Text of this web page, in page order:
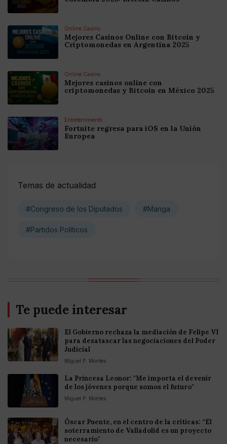
Online Casino
Mejores Casinos Online con Bitcoin y
Criptomonedas en Argentina 2025
Online Casino
Mejores casinos online con
criptomonedas y Bitcoin en México 2025
Entretenimiento
Fortnite regresa para iOS en la Unión
Europea
Temas de actualidad
#Congreso de los Diputados #Manga
#Partidos Políticos
Te puede interesar
El Gobierno rechaza la mediación de Felipe VI
para desatascar las negociaciones del Poder
Judicial
Miguel P. Montes
La Princesa Leonor: "Me importa el devenir
de los jóvenes porque somos el futuro"
Miguel P. Montes
Óscar Puente, en el centro de la críticas: “El
soterramiento de Valladolid es un proyecto
necesario"